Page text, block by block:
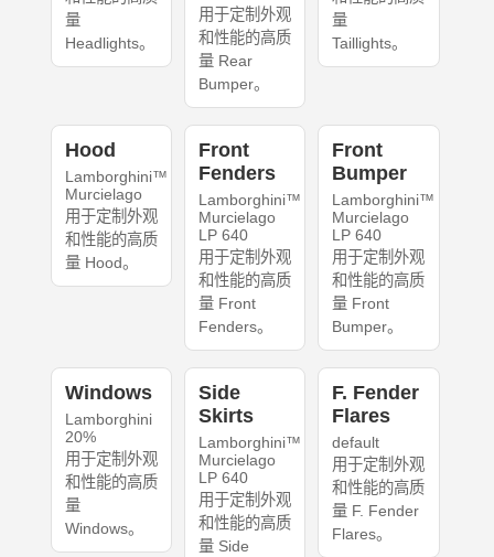
量
Headlights。
用于定制外观
和性能的高质
量 Rear
Bumper。
量
Taillights。
Hood
Lamborghini™
Murcielago
用于定制外观
和性能的高质
量 Hood。
Front
Fenders
Lamborghini™
Murcielago
LP 640
用于定制外观
和性能的高质
量 Front
Fenders。
Front
Bumper
Lamborghini™
Murcielago
LP 640
用于定制外观
和性能的高质
量 Front
Bumper。
Windows
Lamborghini
20%
用于定制外观
和性能的高质
量
Windows。
Side
Skirts
Lamborghini™
Murcielago
LP 640
用于定制外观
和性能的高质
量 Side
F. Fender
Flares
default
用于定制外观
和性能的高质
量 F. Fender
Flares。